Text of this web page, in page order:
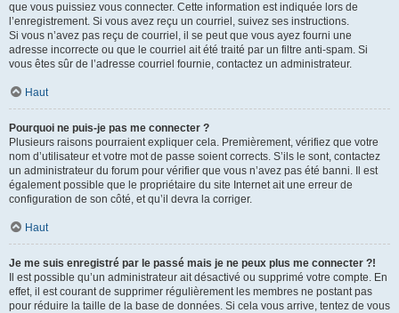
que vous puissiez vous connecter. Cette information est indiquée lors de
l’enregistrement. Si vous avez reçu un courriel, suivez ses instructions.
Si vous n’avez pas reçu de courriel, il se peut que vous ayez fourni une
adresse incorrecte ou que le courriel ait été traité par un filtre anti-spam. Si
vous êtes sûr de l’adresse courriel fournie, contactez un administrateur.
Haut
Pourquoi ne puis-je pas me connecter ?
Plusieurs raisons pourraient expliquer cela. Premièrement, vérifiez que votre
nom d’utilisateur et votre mot de passe soient corrects. S’ils le sont, contactez
un administrateur du forum pour vérifier que vous n’avez pas été banni. Il est
également possible que le propriétaire du site Internet ait une erreur de
configuration de son côté, et qu’il devra la corriger.
Haut
Je me suis enregistré par le passé mais je ne peux plus me connecter ?!
Il est possible qu’un administrateur ait désactivé ou supprimé votre compte. En
effet, il est courant de supprimer régulièrement les membres ne postant pas
pour réduire la taille de la base de données. Si cela vous arrive, tentez de vous